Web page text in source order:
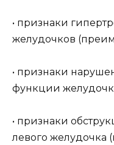
• признаки
желудочков
• признаки
функции
• признаки
левого желудочка